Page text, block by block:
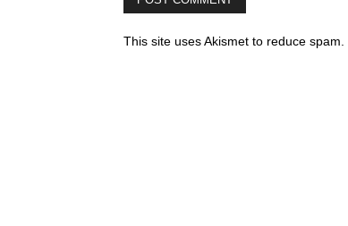
This site uses Akismet to reduce spam.